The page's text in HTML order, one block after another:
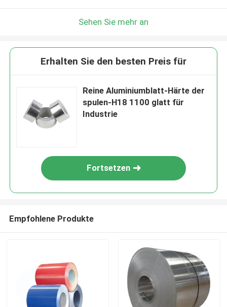
Sehen Sie mehr an
Erhalten Sie den besten Preis für
Reine Aluminiumblatt-Härte der
spulen-H18 1100 glatt für
Industrie
Fortsetzen
Empfohlene Produkte